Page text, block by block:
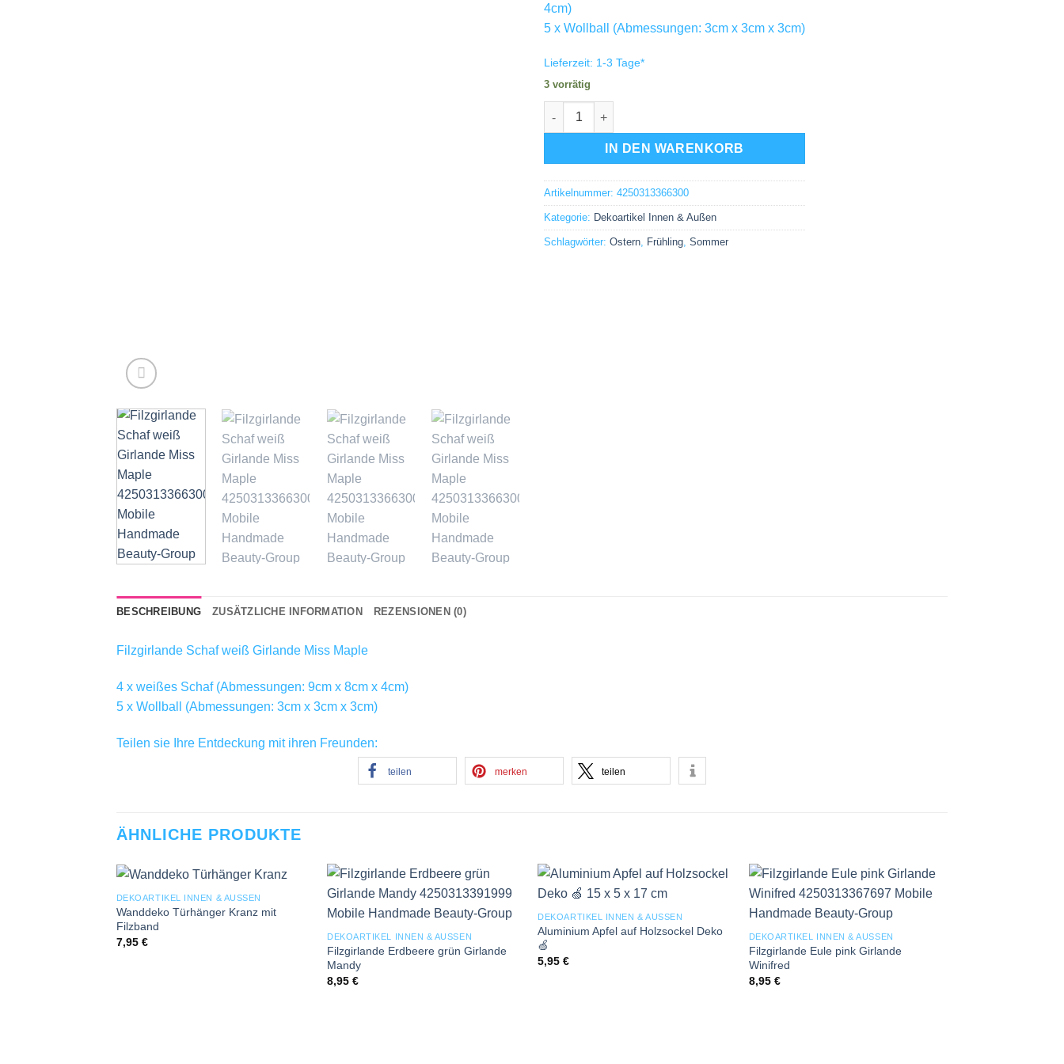
4cm)
5 x Wollball (Abmessungen: 3cm x 3cm x 3cm)
Lieferzeit: 1-3 Tage*
3 vorrätig
Filzgirlande Schaf weiß Girlande Miss Maple Menge
IN DEN WARENKORB
Artikelnummer: 4250313366300
Kategorie: Dekoartikel Innen & Außen
Schlagwörter: Ostern, Frühling, Sommer
BESCHREIBUNG ZUSÄTZLICHE INFORMATION REZENSIONEN (0)
Filzgirlande Schaf weiß Girlande Miss Maple
4 x weißes Schaf (Abmessungen: 9cm x 8cm x 4cm)
5 x Wollball (Abmessungen: 3cm x 3cm x 3cm)
Teilen sie Ihre Entdeckung mit ihren Freunden:
teilen merken teilen
ÄHNLICHE PRODUKTE
Add to
wishlist
DEKOARTIKEL INNEN & AUSSEN
Wanddeko Türhänger Kranz mit
Filzband
7,95 €
Add to
wishlist
DEKOARTIKEL INNEN & AUSSEN
Filzgirlande Erdbeere grün Girlande
Mandy
8,95€
DEKOARTIKEL INNEN & AUSSEN
Aluminium Apfel auf Holzsockel Deko
🍏
5,95€
DEKOARTIKEL INNEN & AUSSEN
Filzgirlande Eule pink Girlande
Winifred
8,95 €